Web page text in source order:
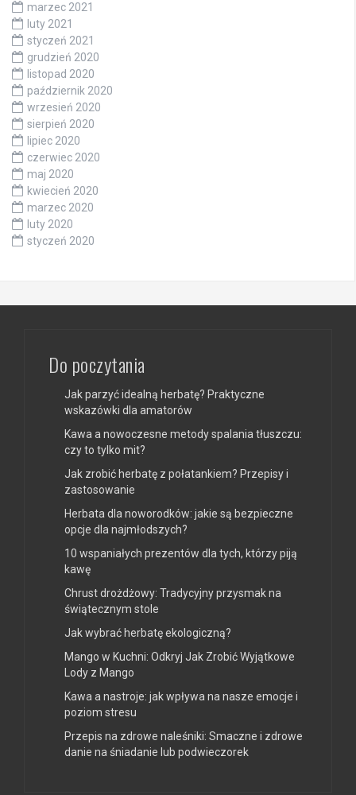
marzec 2021
luty 2021
styczeń 2021
grudzień 2020
listopad 2020
październik 2020
wrzesień 2020
sierpień 2020
lipiec 2020
czerwiec 2020
maj 2020
kwiecień 2020
marzec 2020
luty 2020
styczeń 2020
Do poczytania
Jak parzyć idealną herbatę? Praktyczne
wskazówki dla amatorów
Kawa a nowoczesne metody spalania tłuszczu:
czy to tylko mit?
Jak zrobić herbatę z połatankiem? Przepisy i
zastosowanie
Herbata dla noworodków: jakie są bezpieczne
opcje dla najmłodszych?
10 wspaniałych prezentów dla tych, którzy piją
kawę
Chrust drożdżowy: Tradycyjny przysmak na
świątecznym stole
Jak wybrać herbatę ekologiczną?
Mango w Kuchni: Odkryj Jak Zrobić Wyjątkowe
Lody z Mango
Kawa a nastroje: jak wpływa na nasze emocje i
poziom stresu
Przepis na zdrowe naleśniki: Smaczne i zdrowe
danie na śniadanie lub podwieczorek